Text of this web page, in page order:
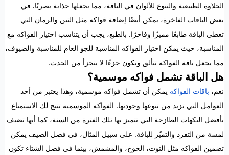
الحلاوة الطبيعية والتنوع للألوان في الباقة، مما يجعلها جذابة بصريًا. في
بعض الباقات الفاخرة، يمكن أيضًا إضافة فواكه مثل التين والرمان التي
تعطي الباقة طابعًا مميزًا وفاخرًا. بالطبع، يجب أن يتناسب اختيار الفواكه مع
المناسبة، حيث يمكن اختيار الفواكه المناسبة للجو العام للمناسبة والضيوف،
مما يجعل باقة الفواكه تتألق وتكون جزءًا لا يتجزأ من الحدث.
هل الباقة تشمل فواكه موسمية؟
نعم، باقات الفواكه يمكن أن تشمل فواكه موسمية، وهذا يعتبر من أحد
العوامل التي تزيد من تنوعها وجودتها. الفواكه الموسمية تتيح لك الاستمتاع
بأفضل النكهات الطازجة التي تتميز بها تلك الفترة من السنة، كما أنها تضيف
لمسة من التفرد والتميّز للباقة. على سبيل المثال، في فصل الصيف يمكن
تضمين الفواكه مثل التوت، الخوخ، والمشمش، بينما في فصل الشتاء تكون